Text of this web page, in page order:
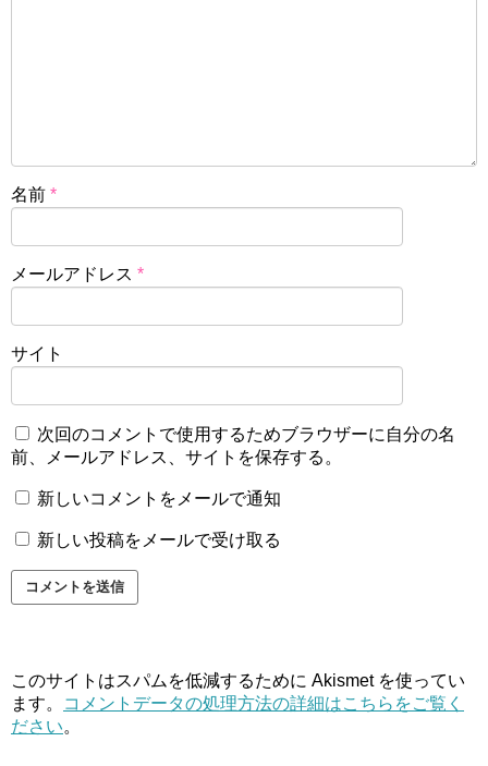
名前 *
メールアドレス *
サイト
次回のコメントで使用するためブラウザーに自分の名
前、メールアドレス、サイトを保存する。
新しいコメントをメールで通知
新しい投稿をメールで受け取る
このサイトはスパムを低減するために Akismet を使ってい
ます。
コメントデータの処理方法の詳細はこちらをご覧く
ださい。